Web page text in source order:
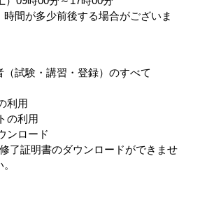
間が多少前後する場合がございま
試験・講習・登録）のすべて
利用
の利用
ロード
了証明書のダウンロードができませ